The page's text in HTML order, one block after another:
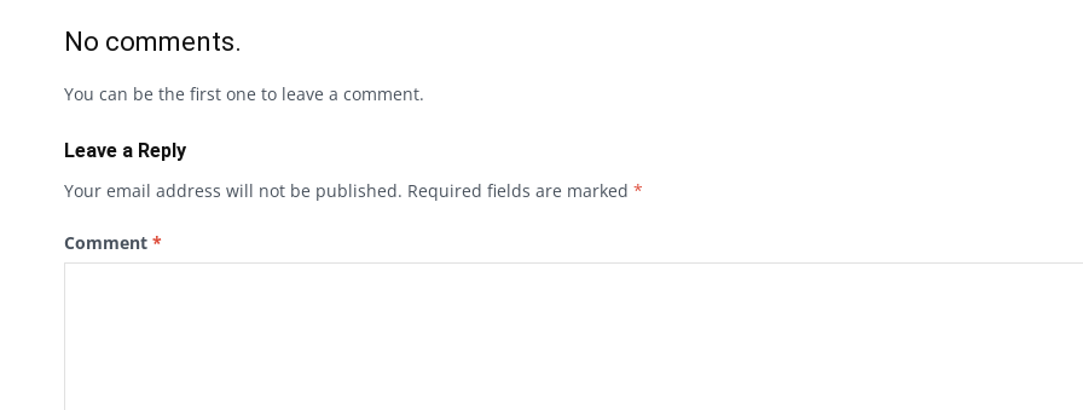
No comments.
You can be the first one to leave a comment.
Leave a Reply
Your email address will not be published. Required fields are marked *
Comment *